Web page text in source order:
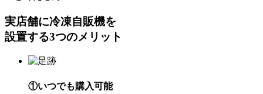
実店舗に冷凍自販機を
設置する3つのメリット
①いつでも購入可能